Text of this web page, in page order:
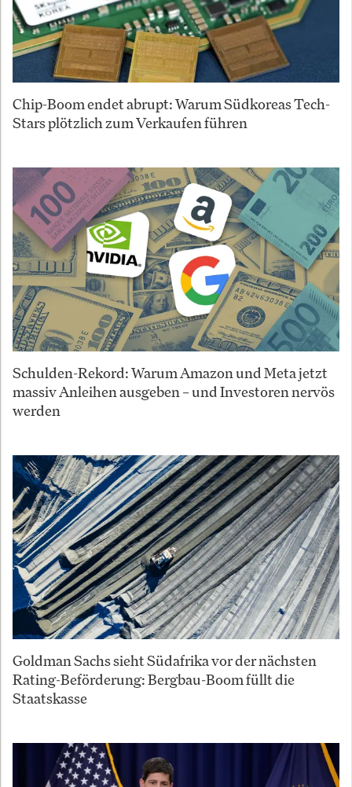
Chip-Boom endet abrupt: Warum Südkoreas Tech-
Stars plötzlich zum Verkaufen führen
Schulden-Rekord: Warum Amazon und Meta jetzt
massiv Anleihen ausgeben – und Investoren nervös
werden
Goldman Sachs sieht Südafrika vor der nächsten
Rating-Beförderung: Bergbau-Boom füllt die
Staatskasse